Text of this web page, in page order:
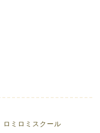
ロミロミスクール